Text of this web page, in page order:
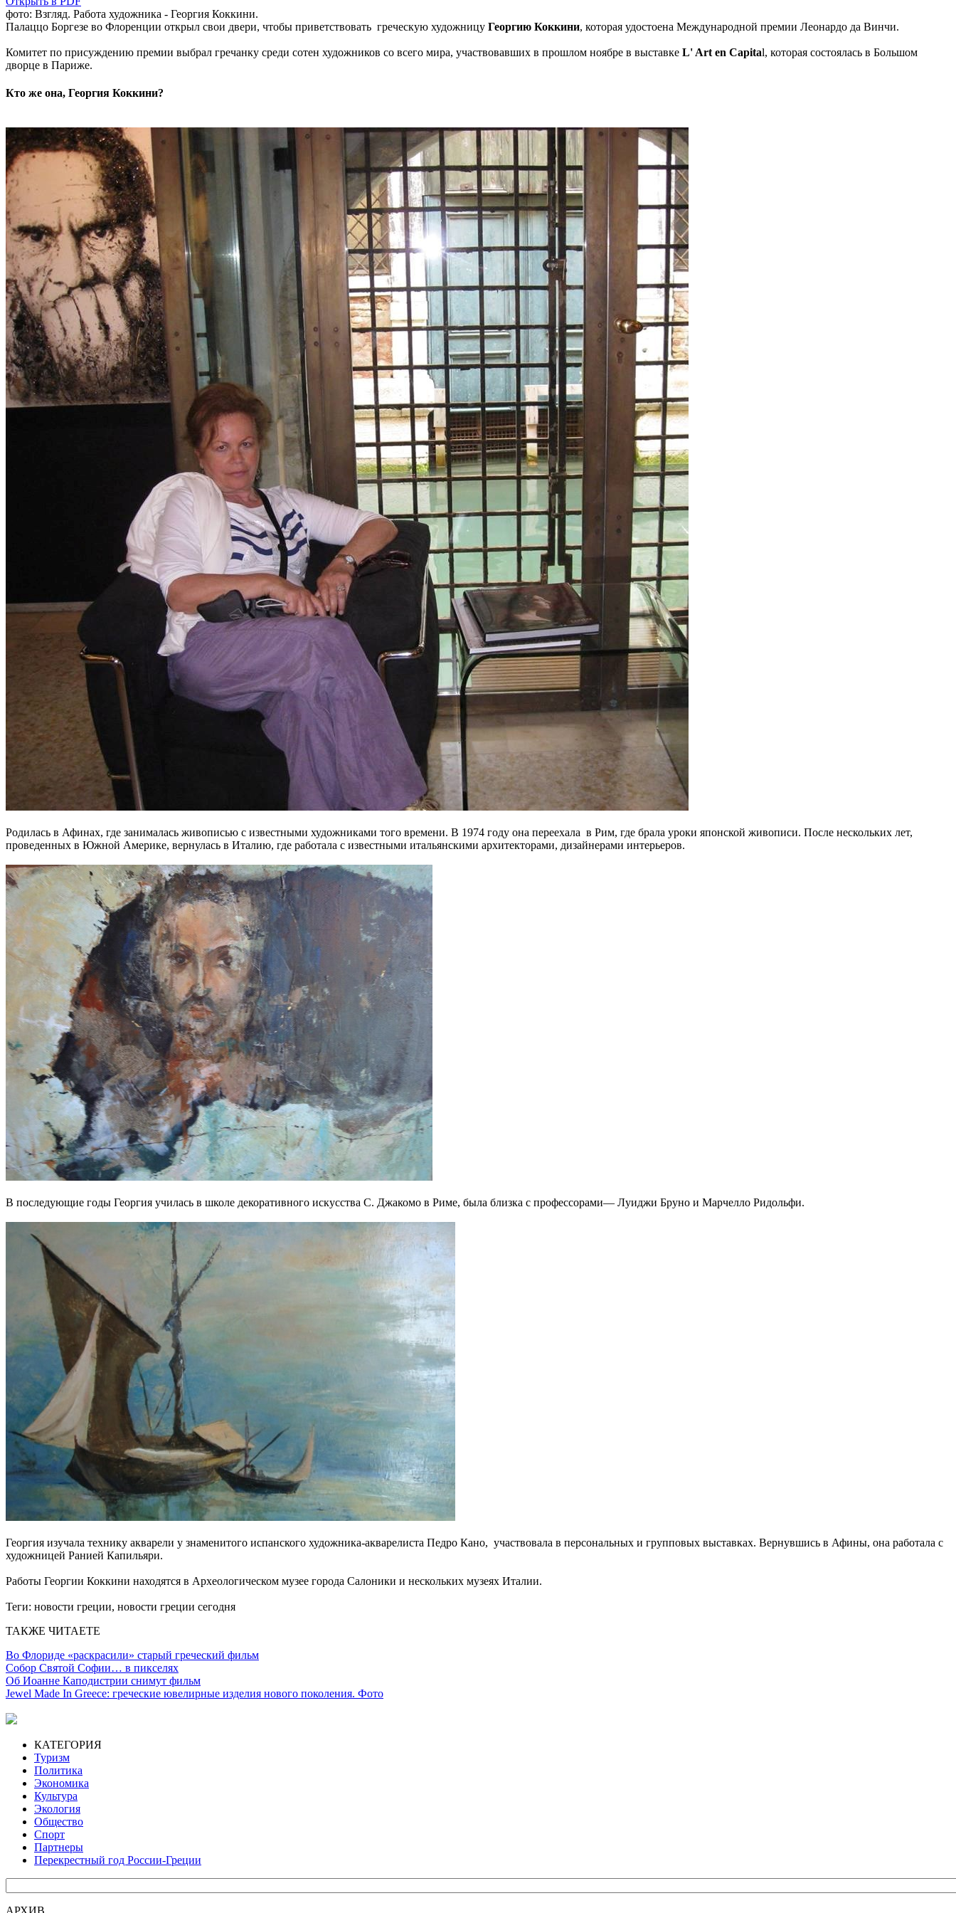
фото: Взгляд. Работа художника - Георгия Коккини.
Палаццо Боргезе во Флоренции открыл свои двери, чтобы приветствовать греческую художницу Георгию Коккини, которая удостоена Международной премии Леонардо да Винчи.
Комитет по присуждению премии выбрал гречанку среди сотен художников со всего мира, участвовавших в прошлом ноябре в выставке L' Art en Capital, которая состоялась в Большом
дворце в Париже.
Кто же она, Георгия Коккини?
Родилась в Афинах, где занималась живописью с известными художниками того времени. В 1974 году она переехала в Рим, где брала уроки японской живописи. После нескольких лет,
проведенных в Южной Америке, вернулась в Италию, где работала с известными итальянскими архитекторами, дизайнерами интерьеров.
В последующие годы Георгия училась в школе декоративного искусства С. Джакомо в Риме, была близка с профессорами— Луиджи Бруно и Марчелло Ридольфи.
Георгия изучала технику акварели у знаменитого испанского художника-акварелиста Педро Кано, участвовала в персональных и групповых выставках. Вернувшись в Афины, она работала с
художницей Ранией Капильяри.
Работы Георгии Коккини находятся в Археологическом музее города Салоники и нескольких музеях Италии.
Теги: новости греции, новости греции сегодня
ТАКЖЕ ЧИТАЕТЕ
Во Флориде «раскрасили» старый греческий фильм
Собор Святой Софии… в пикселях
Об Иоанне Каподистрии снимут фильм
Jewel Made In Greece: греческие ювелирные изделия нового поколения. Фото
КАТЕГОРИЯ
Туризм
Политика
Экономика
Культура
Экология
Общество
Спорт
Партнеры
Перекрестный год России-Греции